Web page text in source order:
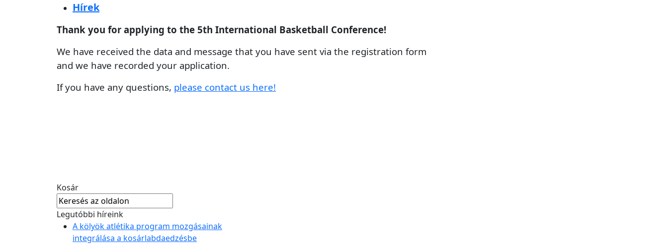
Hírek
Thank you for applying to the 5th International Basketball Conference!
We have received the data and message that you have sent via the registration form
and we have recorded your application.
If you have any questions, please contact us here!
Kosár
Legutóbbi híreink
A kölyök atlétika program mozgásainak
integrálása a kosárlabdaedzésbe